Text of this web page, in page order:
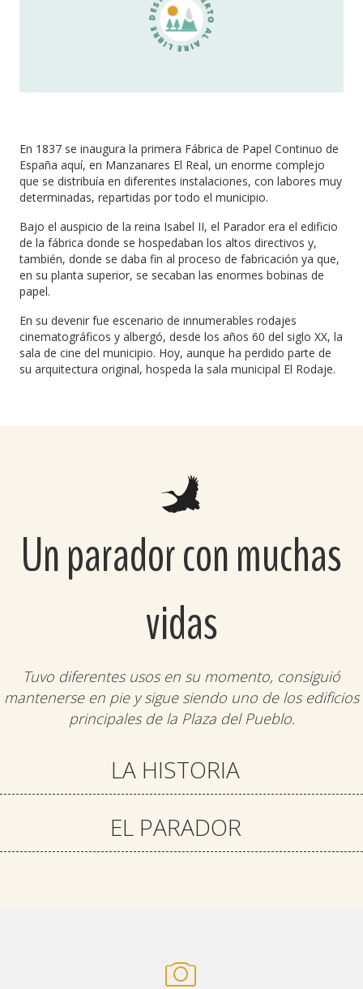
En 1837 se inaugura la primera Fábrica de Papel Continuo de
España aquí, en Manzanares El Real, un enorme complejo
que se distribuía en diferentes instalaciones, con labores muy
determinadas, repartidas por todo el municipio.
Bajo el auspicio de la reina Isabel II, el Parador era el edificio
de la fábrica donde se hospedaban los altos directivos y,
también, donde se daba fin al proceso de fabricación ya que,
en su planta superior, se secaban las enormes bobinas de
papel.
En su devenir fue escenario de innumerables rodajes
cinematográficos y albergó, desde los años 60 del siglo XX, la
sala de cine del municipio. Hoy, aunque ha perdido parte de
su arquitectura original, hospeda la sala municipal El Rodaje.
Un parador con muchas
vidas
Tuvo diferentes usos en su momento, consiguió
mantenerse en pie y sigue siendo uno de los edificios
principales de la Plaza del Pueblo.
LA HISTORIA
EL PARADOR